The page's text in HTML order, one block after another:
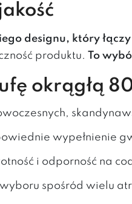
designu, który
produktu. To
okrągłą
wypełnienie
i odporność na
spośród wielu